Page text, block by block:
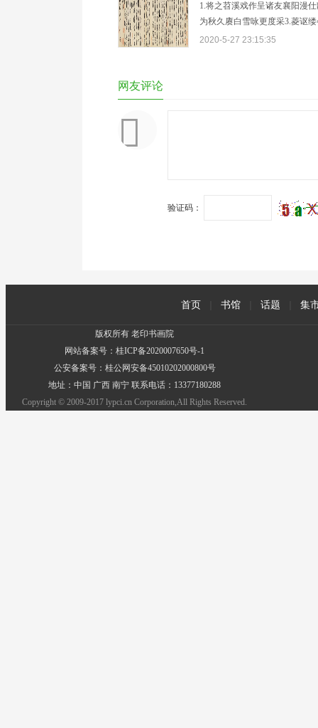
1.将之苕溪戏作呈诸友襄阳漫
为秋久赓白雪咏更度采3.菱讴
水宫无4.限景载与谢公游半岁
2020-5-27 23:15:35
网友评论
验证码：
首页 书馆 话题 集
版权所有 老印书画院
网站备案号：桂ICP备2020007650号-1
公安备案号：桂公网安备45010202000800号
地址：中国 广西 南宁 联系电话：13377180288
Copyright © 2009-2017 lypci.cn Corporation,All Rights Reserved.